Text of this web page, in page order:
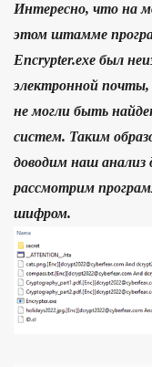
Интересно, что на
этом штамме
Encrypter.exe был
электронной почты,
не могли быть
систем. Таким
доводим наш анализ
рассмотрим
шифром.